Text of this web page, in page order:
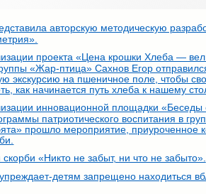
авторскую методическую
проекта «Цена крошки Хлеба —
«Жар-птица» Сахнов Егор
экскурсию на пшеничное поле, чтобы
как начинается путь хлеба к нашему
инновационной площадки «Беседы
патриотического воспитания в
прошло мероприятие, приуроченное
«Никто не забыт, ни что не забыто».
детям запрещено находиться